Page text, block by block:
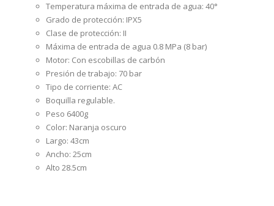
Temperatura máxima de entrada de agua: 40°
Grado de protección: IPX5
Clase de protección: II
Máxima de entrada de agua 0.8 MPa (8 bar)
Motor: Con escobillas de carbón
Presión de trabajo: 70 bar
Tipo de corriente: AC
Boquilla regulable.
Peso 6400g
Color: Naranja oscuro
Largo: 43cm
Ancho: 25cm
Alto 28.5cm